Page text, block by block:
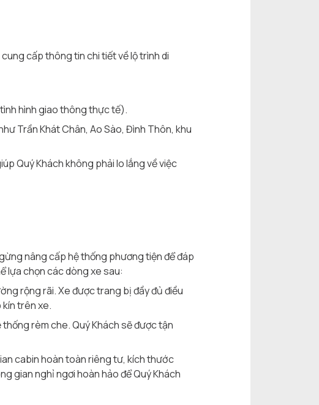
cấp thông tin chi tiết về lộ trình di
hình giao thông thực tế).
Trần Khát Chân, Ao Sào, Đình Thôn, khu
Quý Khách không phải lo lắng về việc
nâng cấp hệ thống phương tiện để đáp
lựa chọn các dòng xe sau:
rộng rãi. Xe được trang bị đầy đủ điều
trên xe.
rèm che. Quý Khách sẽ được tận
cabin hoàn toàn riêng tư, kích thước
gian nghỉ ngơi hoàn hảo để Quý Khách